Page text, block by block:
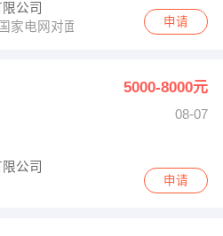
公司
家电网对面博汇汽贸
申请
5000-8000元
08-07
公司
申请